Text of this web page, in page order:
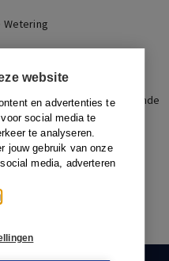
website
en advertenties te
social media te
te analyseren.
jouw gebruik van onze
media, adverteren
Wetering
pensioenontslag, einde